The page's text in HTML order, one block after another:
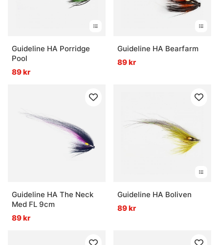
Guideline HA Porridge
Pool
89 kr
Guideline HA Bearfarm
89 kr
Guideline HA The Neck
Med FL 9cm
89 kr
Guideline HA Boliven
89 kr